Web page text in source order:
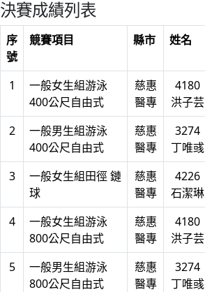
決賽成績列表
序
號
競賽項目 縣市 姓名
1
一般女生組游泳
400公尺自由式
慈惠
醫專
4180
洪子芸
2
一般男生組游泳
400公尺自由式
慈惠
醫專
3274
丁唯彧
3
一般女生組田徑 鏈
球
慈惠
醫專
4226
石潔琳
4
一般女生組游泳
800公尺自由式
慈惠
醫專
4180
洪子芸
5
一般男生組游泳
800公尺自由式
慈惠
醫專
3274
丁唯彧